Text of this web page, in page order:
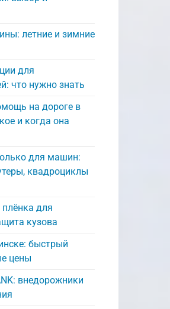
летние и зимние
для
что нужно знать
на дороге в
и когда она
для машин:
квадроциклы
для
кузова
быстрый
цены
внедорожники